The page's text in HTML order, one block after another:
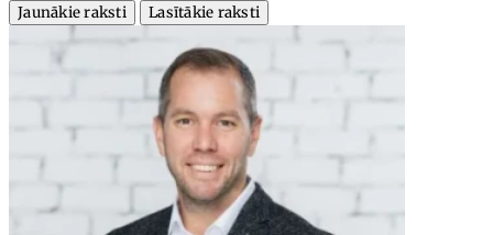
Jaunākie raksti
Lasītākie raksti